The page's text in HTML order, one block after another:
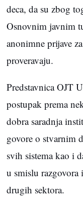
deca, da su zbog
Osnovnim javnim
anonimne prijave
proveravaju.
Predstavnica OJT
postupak prema
dobra saradnja
govore o stvarnim
svih sistema kao i
u smislu razgovora
drugih sektora.